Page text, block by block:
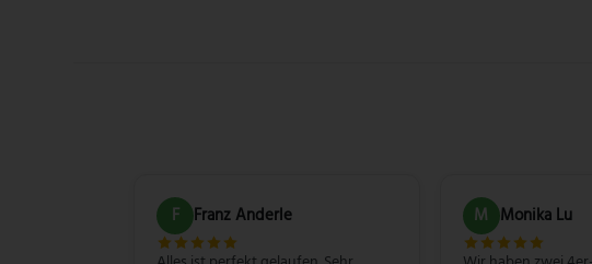
F Franz Anderle M Monika Lu